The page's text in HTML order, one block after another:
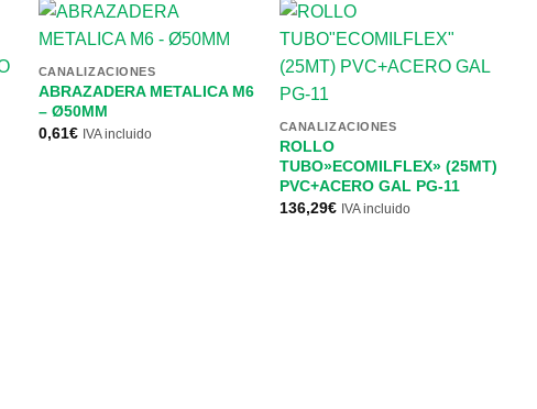
CANALIZACIONES
ABRAZADERA METALICA M6
– Ø50MM
0,61€ IVA incluido
CANALIZACIONES
ROLLO
TUBO»ECOMILFLEX» (25MT)
PVC+ACERO GAL PG-11
136,29€ IVA incluido